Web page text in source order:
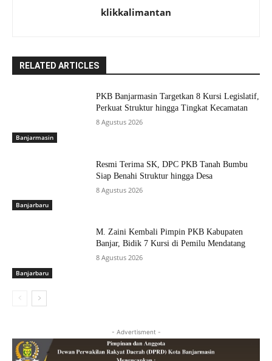
klikkalimantan
RELATED ARTICLES
Banjarmasin
PKB Banjarmasin Targetkan 8 Kursi Legislatif,
Perkuat Struktur hingga Tingkat Kecamatan
8 Agustus 2026
Banjarbaru
Resmi Terima SK, DPC PKB Tanah Bumbu
Siap Benahi Struktur hingga Desa
8 Agustus 2026
Banjarbaru
M. Zaini Kembali Pimpin PKB Kabupaten
Banjar, Bidik 7 Kursi di Pemilu Mendatang
8 Agustus 2026
- Advertisment -